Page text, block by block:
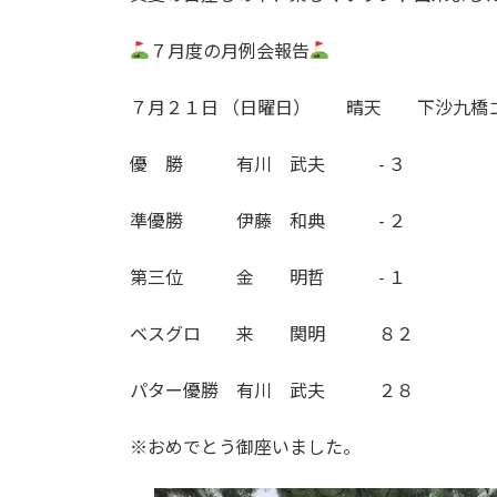
７月度の月例会報告
７月２１日 （日曜日） 晴天 下沙九橋
優 勝 有川 武夫 - ３
準優勝 伊藤 和典 - ２
第三位 金 明哲 - １
ベスグロ 来 関明 ８２
パター優勝 有川 武夫 ２８
※おめでとう御座いました。